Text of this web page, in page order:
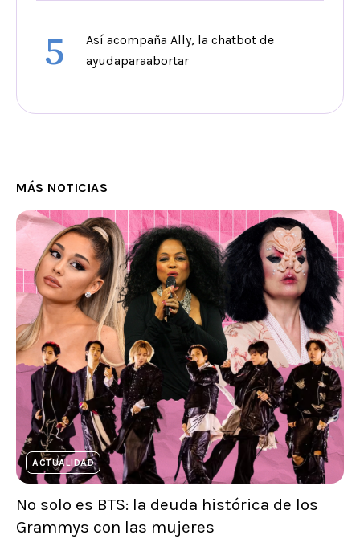
5
Así acompaña Ally, la chatbot de
ayudaparaabortar
MÁS NOTICIAS
ACTUALIDAD
No solo es BTS: la deuda histórica de los
Grammys con las mujeres